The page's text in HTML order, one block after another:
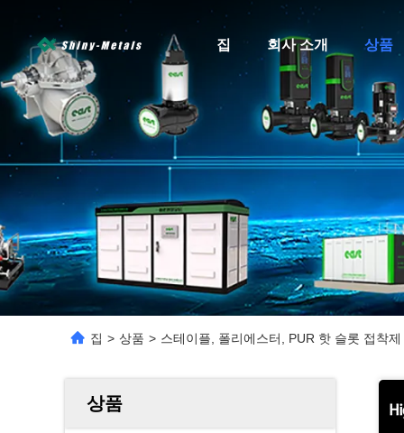
집 회사 소개 상품
집 > 상품 > 스테이플, 폴리에스터, PUR 핫 슬롯 접착
상품